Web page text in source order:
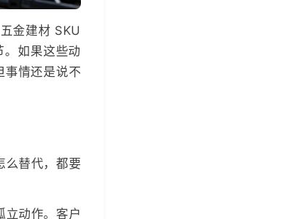
金建材 SKU
如果这些动
事情还是说不
么替代，都要
立动作。客户